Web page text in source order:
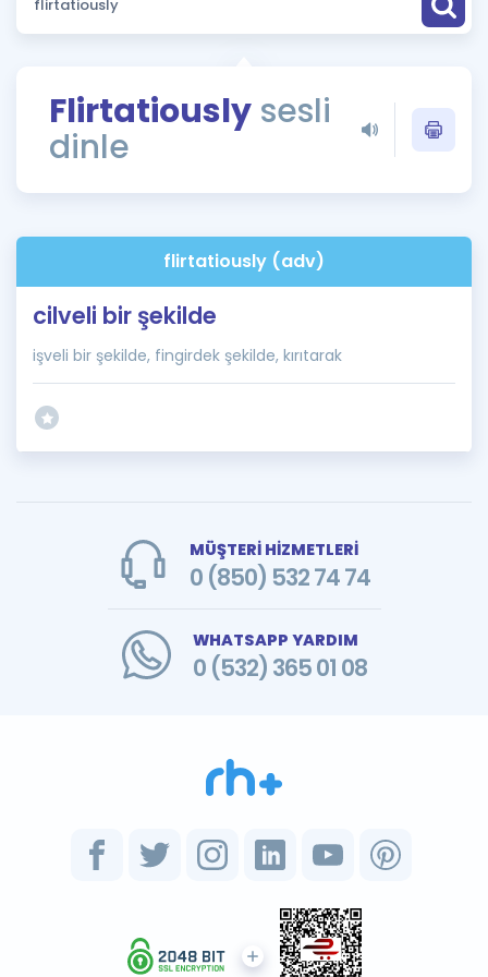
Puan Hesaplama
ÖSYM Sınav Takvimi
Kampanyalar
İngilizce Gramer
Flirtatiously sesli
dinle
flirtatiously (adv)
cilveli bir şekilde
işveli bir şekilde, fingirdek şekilde, kırıtarak
MÜŞTERİ HİZMETLERİ
0 (850) 532 74 74
WHATSAPP YARDIM
0 (532) 365 01 08